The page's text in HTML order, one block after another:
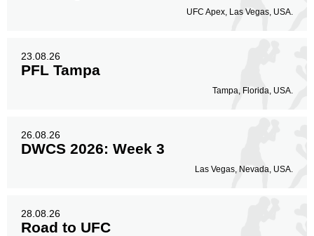
UFC Apex, Las Vegas, USA.
23.08.26
PFL Tampa
Tampa, Florida, USA.
26.08.26
DWCS 2026: Week 3
Las Vegas, Nevada, USA.
28.08.26
Road to UFC